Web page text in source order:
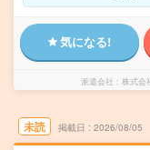
気になる!
派遣会社 株式会
未読 掲載日 2026/08/05